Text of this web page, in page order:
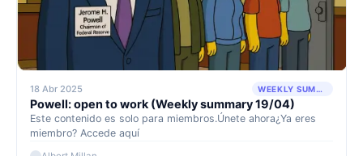
18 Abr 2025 WEEKLY SUMMARY
Powell: open to work (Weekly summary 19/04)
Este contenido es solo para miembros.Únete ahora¿Ya eres
miembro? Accede aquí